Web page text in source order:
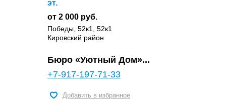
эт.
от 2 000 руб.
Победы, 52к1, 52к1
Кировский район
Бюро «Уютный Дом»...
+7-917-197-71-33
Добавить в избранное